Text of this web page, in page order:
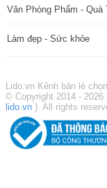
Văn Phòng Phẩm - Quà
Làm đẹp - Sức khỏe
Lido.vn Kênh bán lẻ
© Copyright 2014 -
lido.vn ). All rights